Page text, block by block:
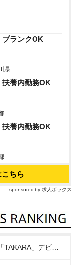
ブランクOK
県
養内勤務OK
養内勤務OK
ちら
sponsored by 求人ボックス